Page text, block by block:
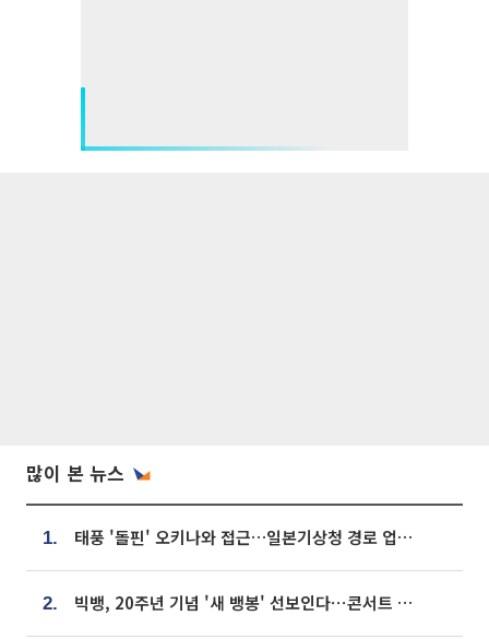
많이 본 뉴스
1. 태풍 '돌핀' 오키나와 접근…일본기상청 경로 업데이트
2. 빅뱅, 20주년 기념 '새 뱅봉' 선보인다⋯콘서트 앞두고 팝업 개최